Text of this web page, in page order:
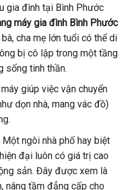
gia đình tại Bình Phước
máy gia đình Bình Phước
cha mẹ lớn tuổi có thể di
bị cô lập trong một tầng
sống tinh thần.
giúp việc vận chuyển
dọn nhà, mang vác đồ)
Một ngôi nhà phố hay biệt
đại luôn có giá trị cao
sản. Đây được xem là
nâng tầm đẳng cấp cho